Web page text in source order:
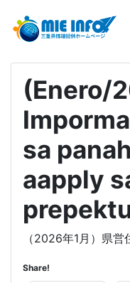
(Enero/
sa
aapply
（2026年1月）県
Share!